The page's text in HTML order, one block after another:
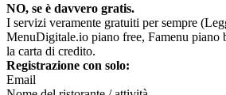
NO, se è davvero gratis.
I servizi veramente gratuiti per sempre
MenuDigitale.io piano free, Famenu piano
la carta di credito.
Registrazione con solo:
Email